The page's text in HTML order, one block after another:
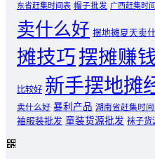
东省赶集时间表 帽子批发 广西赶集时
卖什么好 摆地摊夏天卖什
摊技巧摆摊赚
比较好 新手摆地摊
卖什么好 暴利产品 湖南省赶集时
袖服装批发 童装货源批发 袜子货